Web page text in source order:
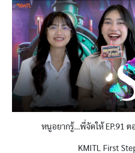
หนูอยากรู้...พี่จัดให้ EP.91 ต
KMITL First Step